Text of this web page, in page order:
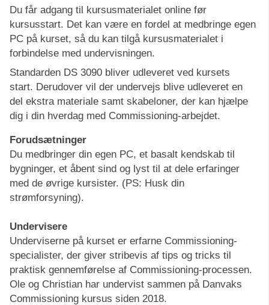
Du får adgang til kursusmaterialet online før
kursusstart. Det kan være en fordel at medbringe egen
PC på kurset, så du kan tilgå kursusmaterialet i
forbindelse med undervisningen.
Standarden DS 3090 bliver udleveret ved kursets
start. Derudover vil der undervejs blive udleveret en
del ekstra materiale samt skabeloner, der kan hjælpe
dig i din hverdag med Commissioning-arbejdet.
Forudsætninger
Du medbringer din egen PC, et basalt kendskab til
bygninger, et åbent sind og lyst til at dele erfaringer
med de øvrige kursister. (PS: Husk din
strømforsyning).
Undervisere
Underviserne på kurset er erfarne Commissioning-
specialister, der giver stribevis af tips og tricks til
praktisk gennemførelse af Commissioning-processen.
Ole og Christian har undervist sammen på Danvaks
Commissioning kursus siden 2018.